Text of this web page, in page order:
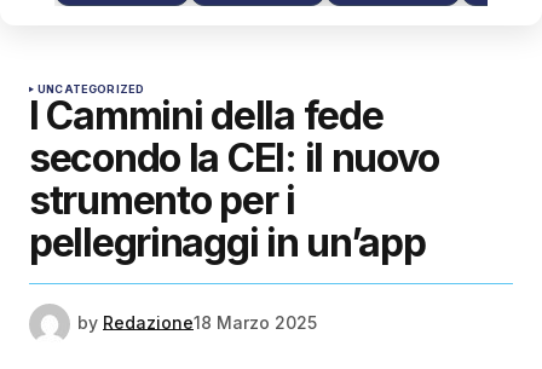
UNCATEGORIZED
I Cammini della fede
secondo la CEI: il nuovo
strumento per i
pellegrinaggi in un’app
by Redazione18 Marzo 2025